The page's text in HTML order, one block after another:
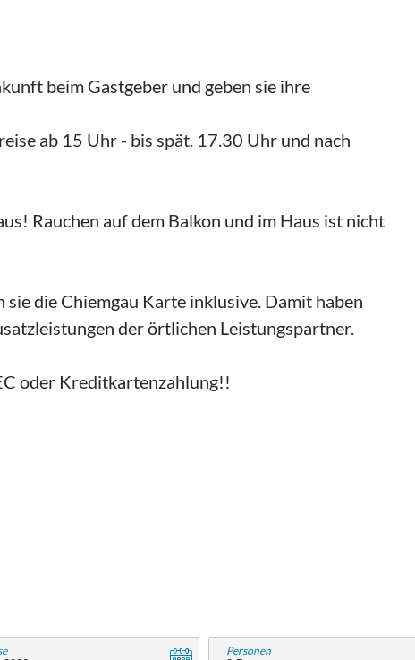
beim Gastgeber und geben sie ihre
ab 15 Uhr - bis spät. 17.30 Uhr und nach
Rauchen auf dem Balkon und im Haus ist nicht
sie die Chiemgau Karte inklusive. Damit haben
der örtlichen Leistungspartner.
oder Kreditkartenzahlung!!
Personen